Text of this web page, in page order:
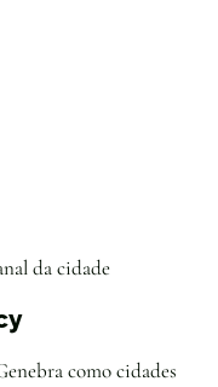
da cidade
como cidades